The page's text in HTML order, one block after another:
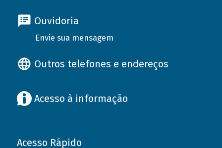
Ouvidoria
Envie sua mensagem
Outros telefones e endereços
Acesso à informação
Acesso Rápido